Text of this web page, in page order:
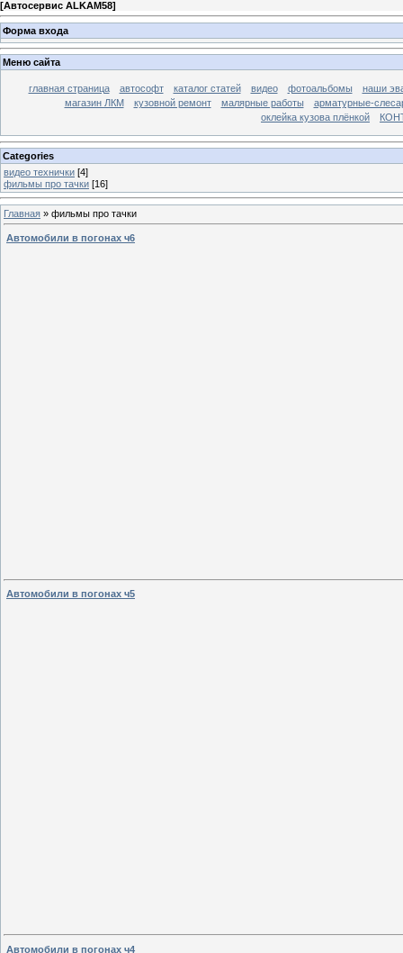
[Автосервис ALKAM58]
Форма входа
Меню сайта
главная страница автософт каталог статей видео фотоальбомы
наши
магазин ЛКМ
кузовной ремонт малярные работы
арматурные-
оклейка кузова плёнкой
Categories
видео технички [4]
фильмы про тачки [16]
Главная » фильмы про тачки
Автомобили в погонах ч6
Автомобили в погонах ч5
Автомобили в погонах ч4